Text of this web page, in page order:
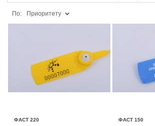
По: Приоритету
ФАСТ 220 ФАСТ 150